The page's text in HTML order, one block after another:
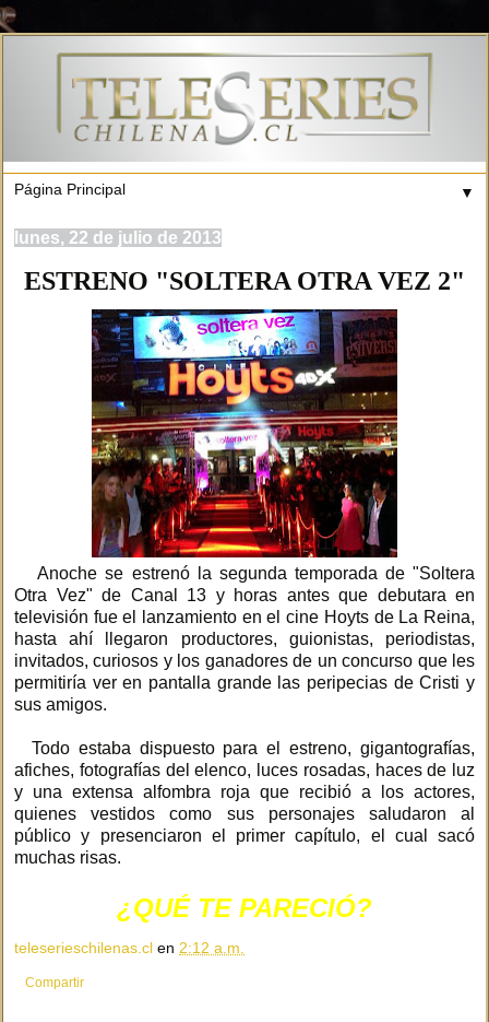
▼
lunes, 22 de julio de 2013
ESTRENO "SOLTERA OTRA VEZ 2"
Anoche se estrenó la segunda temporada de "Soltera
Otra Vez" de Canal 13 y horas antes que debutara en
televisión fue el lanzamiento en el cine Hoyts de La Reina,
hasta ahí llegaron productores, guionistas, periodistas,
invitados, curiosos y los ganadores de un concurso que les
permitiría ver en pantalla grande las peripecias de Cristi y
sus amigos.
Todo estaba dispuesto para el estreno, gigantografías,
afiches, fotografías del elenco, luces rosadas, haces de luz
y una extensa alfombra roja que recibió a los actores,
quienes vestidos como sus personajes saludaron al
público y presenciaron el primer capítulo, el cual sacó
muchas risas.
¿QUÉ TE PARECIÓ?
teleserieschilenas.cl en 2:12 a.m.
Compartir